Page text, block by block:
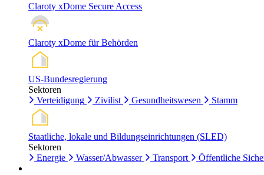
Claroty xDome Secure Access
Claroty xDome für Behörden
US-Bundesregierung
Sektoren
Verteidigung
Zivilist Gesundheitswesen Stamm
Staatliche, lokale und Bildungseinrichtungen (SLED)
Sektoren
Energie
Wasser/Abwasser Transport Öffentliche